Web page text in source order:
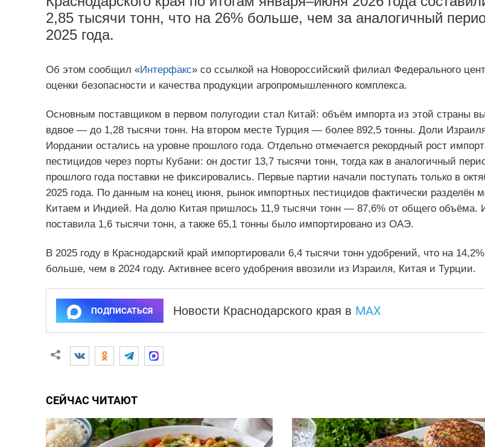
2,85 тысячи тонн, что на 26% больше, чем за аналогичный
2025 года.
Об этом сообщил «Интерфакс» со ссылкой на Новороссийский филиал Федерального
оценки безопасности и качества продукции агропромышленного комплекса.
Основным поставщиком в первом полугодии стал Китай: объём импорта из этой страны
вдвое — до 1,28 тысячи тонн. На втором месте Турция — более 892,5 тонны. Доли
Иордании остались на уровне прошлого года. Отдельно отмечается рекордный рост
пестицидов через порты Кубани: он достиг 13,7 тысячи тонн, тогда как в аналогичный
прошлого года поставки не фиксировались. Первые партии начали поступать только в
2025 года. По данным на конец июня, рынок импортных пестицидов фактически разделён
Китаем и Индией. На долю Китая пришлось 11,9 тысячи тонн — 87,6% от общего объёма.
поставила 1,6 тысячи тонн, а также 65,1 тонны было импортировано из ОАЭ.
В 2025 году в Краснодарский край импортировали 6,4 тысячи тонн удобрений, что на 14,2%
больше, чем в 2024 году. Активнее всего удобрения ввозили из Израиля, Китая и Турции.
ПОДПИСАТЬСЯ Новости Краснодарского края в MAX
СЕЙЧАС ЧИТАЮТ